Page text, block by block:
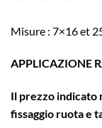
Misure : 7×16 et
APPLICAZIONE
Il prezzo indicato
fissaggio ruota e